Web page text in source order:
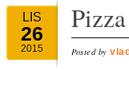
LIS
26
2015
Pizza
Posted by